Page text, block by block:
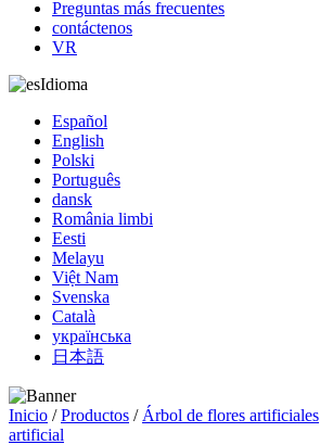
Preguntas más frecuentes
contáctenos
VR
Idioma
Español
English
Polski
Português
dansk
România limbi
Eesti
Melayu
Việt Nam
Svenska
Català
українська
日本語
Inicio /Productos / Árbol de flores artificiales
artificial